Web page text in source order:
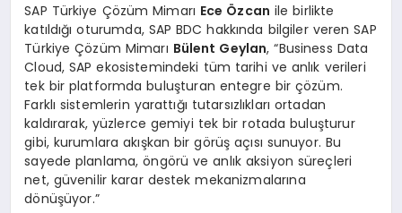
SAP Türkiye Çözüm Mimarı Ece Özcan ile birlikte
katıldığı oturumda, SAP BDC hakkında bilgiler veren SAP
Türkiye Çözüm Mimarı Bülent Geylan, “Business Data
Cloud, SAP ekosistemindeki tüm tarihi ve anlık verileri
tek bir platformda buluşturan entegre bir çözüm.
Farklı sistemlerin yarattığı tutarsızlıkları ortadan
kaldırarak, yüzlerce gemiyi tek bir rotada buluşturur
gibi, kurumlara akışkan bir görüş açısı sunuyor. Bu
sayede planlama, öngörü ve anlık aksiyon süreçleri
net, güvenilir karar destek mekanizmalarına
dönüşüyor.”